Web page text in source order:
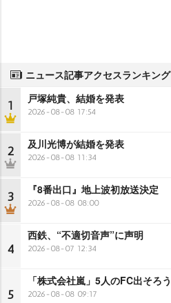
ニュース記事アクセスランキング
1 戸塚純貴、結婚を発表
2026-08-08 17:54
2 及川光博が結婚を発表
2026-08-08 11:34
3 『8番出口』地上波初放送決定
2026-08-08 08:00
4
西鉄、“不適切音声”に声明
2026-08-07 12:34
5
「株式会社嵐」5人のFC出そろう
2026-08-08 09:17